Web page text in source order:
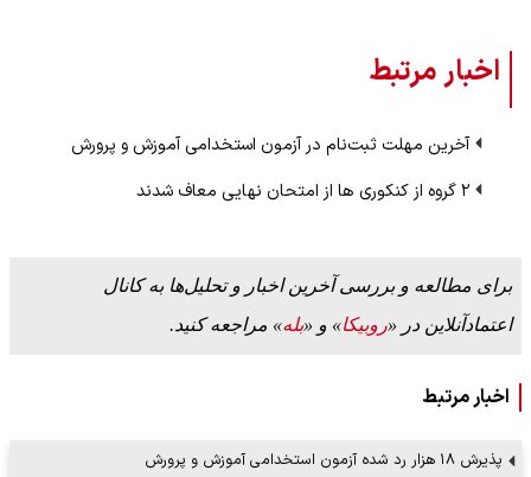
اخبار مرتبط
آخرین مهلت ثبت‌نام در آزمون استخدامی آموزش و پرورش
۲ گروه از کنکوری‌ ها از امتحان نهایی معاف شدند
برای مطالعه و بررسی آخرین اخبار و تحلیل‌ها به کانال
اعتمادآنلاین در «روبیکا» و «بله» مراجعه کنید.
اخبار مرتبط
پذیرش ۱۸ هزار رد شده آزمون استخدامی آموزش و پرورش